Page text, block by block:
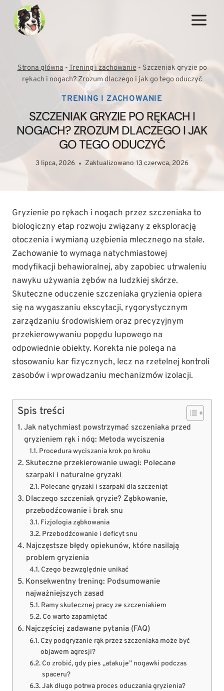
Przejdź
treści
Strona główna-Trening i zachowanie- Szczeniak gryzie po
rękach i nogach? Zrozum dlaczego i jak go tego oduczyć
TRENING I ZACHOWANIE
SZCZENIAK GRYZIE PO RĘKACH I
NOGACH? ZROZUM DLACZEGO I JAK
GO TEGO ODUCZYĆ
3 lipca, 2026 Zaktualizowano 13 czerwca, 2026
Gryzienie po rękach i nogach przez szczeniaka to
biologiczny etap rozwoju związany z eksploracją
otoczenia i wymianą uzębienia mlecznego na stałe.
Zachowanie to wymaga natychmiastowej
modyfikacji behawioralnej, aby zapobiec utrwaleniu
nawyku używania zębów na ludzkiej skórze.
Skuteczne oduczenie szczeniaka gryzienia opiera
się na wygaszaniu ekscytacji, rygorystycznym
zarządzaniu środowiskiem oraz precyzyjnym
przekierowywaniu popędu łupowego na
odpowiednie obiekty. Korekta nie polega na
stosowaniu kar fizycznych, lecz na rzetelnej kontroli
zasobów i wprowadzaniu mechanizmów izolacji.
Spis treści
Jak natychmiast powstrzymać szczeniaka przed
gryzieniem rąk i nóg: Metoda wyciszenia
Procedura wyciszania krok po kroku
Skuteczne przekierowanie uwagi: Polecane
szarpaki i naturalne gryzaki
Polecane gryzaki i szarpaki dla szczeniąt
Dlaczego szczeniak gryzie? Ząbkowanie,
przebodźcowanie i brak snu
Fizjologia ząbkowania
Przebodźcowanie i deficyt snu
Najczęstsze błędy opiekunów, które nasilają
problem gryzienia
Czego bezwzględnie unikać
Konsekwentny trening: Podsumowanie
najważniejszych zasad
Ramy skutecznej pracy ze szczeniakiem
Co warto zapamiętać
Najczęściej zadawane pytania (FAQ)
Czy podgryzanie rąk przez szczeniaka może być
objawem agresji?
Co zrobić, gdy pies „atakuje” nogawki podczas
spaceru?
Jak długo potrwa proces oduczania gryzienia?